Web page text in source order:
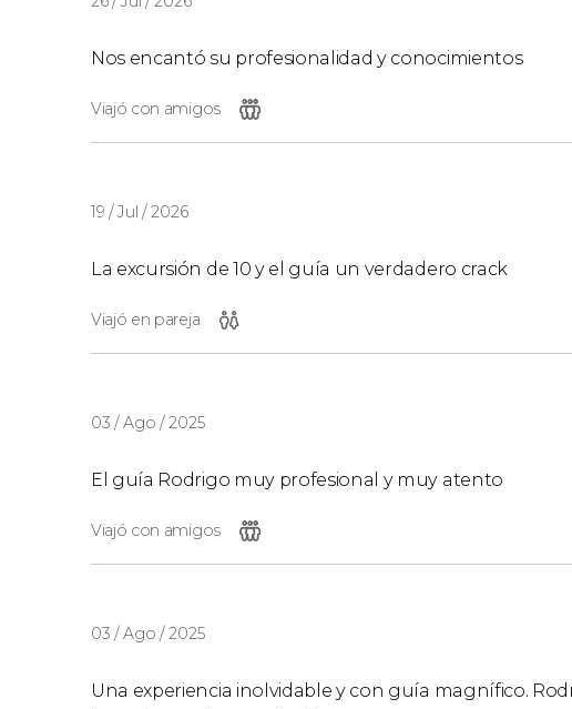
Nos encantó su profesionalidad y conocimientos
Viajó con amigos
19 / Jul / 2026
La excursión de 10 y el guía un verdadero crack
Viajó en pareja
03 / Ago / 2025
El guía Rodrigo muy profesional y muy atento
Viajó con amigos
03 / Ago / 2025
Una experiencia inolvidable y con guía magnífico.